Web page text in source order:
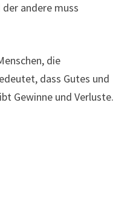
andere muss
die
dass Gutes und
Gewinne und Verluste.